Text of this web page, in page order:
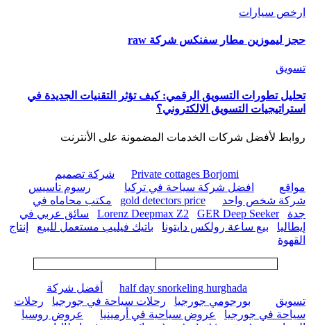
ارخص سيارات
حجز ليموزين مطار سفنكس شركة raw
تسويق
تحليل تطورات التسويق الرقمي: كيف تؤثر التقنيات الجديدة في
استراتيجيات التسويق الالكتروني؟
روابط لأفضل شركات الخدمات المضمونة على الأنترنت
Private cottages Borjomi
شركة تصميم
مواقع
افضل شركة سياحة في تركيا
رسوم تاسيس
شركة شخص واحد
gold detectors price
مكتب محاماه في
جدة
Lorenz Deepmax Z2 GER Deep Seeker
سائق عربي في
إيطاليا
بيع ساعة رولكس دايتونا باتيك فيليب مستعمل للبيع
إنتاج
القهوة
half day snorkeling hurghada
أفضل شركة
تسويق
بورجومي جورجيا رحلات سياحة في جورجيا
رحلات
سياحة في جورجيا
عروض سياحية في أرمينيا
عروض روسيا